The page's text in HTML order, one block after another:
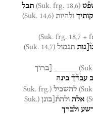
(Suk. frg. 18,6)
תבל
ולהיות (Suk. 14,6)
תגמול (Suk. 14,7)
[ברוך
עבד֯ך֯ בינה
להשכיל (Suk. frg.
אלה ולהת֯[בונן (Suk.
ולברך